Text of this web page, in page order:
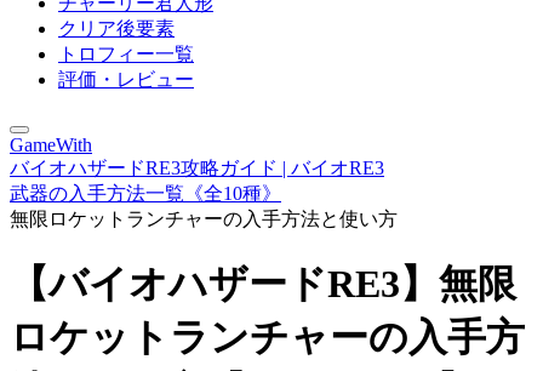
クリア後要素
トロフィー一覧
評価・レビュー
GameWith
バイオハザードRE3攻略ガイド | バイオRE3
武器の入手方法一覧《全10種》
無限ロケットランチャーの入手方法と使い方
【バイオハザードRE3】無限
ロケットランチャーの入手方